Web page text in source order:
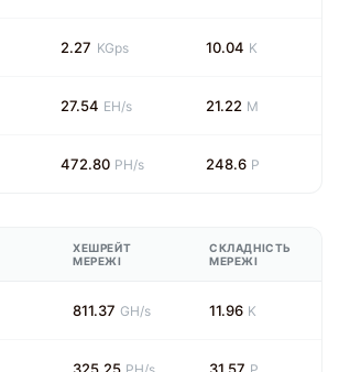
2.27 KGps 10.04 K
27.54 EH/s 21.22 M
472.80 PH/s 248.6 P
ХЕШРЕЙТ
МЕРЕЖІ
СКЛАДНІСТЬ
МЕРЕЖІ
811.37 GH/s 11.96 K